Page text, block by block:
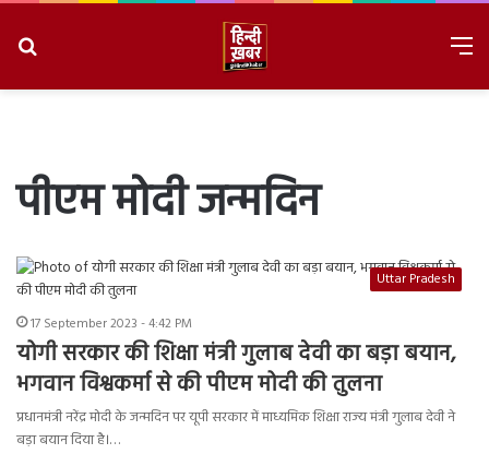
पीएम मोदी जन्मदिन
Uttar Pradesh
17 September 2023 - 4:42 PM
योगी सरकार की शिक्षा मंत्री गुलाब देवी का बड़ा बयान,
भगवान विश्वकर्मा से की पीएम मोदी की तुलना
प्रधानमंत्री नरेंद्र मोदी के जन्मदिन पर यूपी सरकार में माध्यमिक शिक्षा राज्य मंत्री गुलाब देवी ने
बड़ा बयान दिया है।…